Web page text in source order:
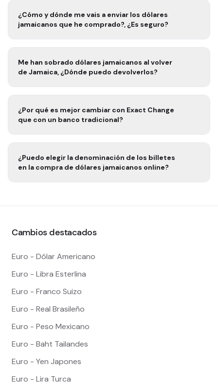
¿Cómo y dónde me vais a enviar los dólares
jamaicanos que he comprado?, ¿Es seguro?
Me han sobrado dólares jamaicanos al volver
de Jamaica, ¿Dónde puedo devolverlos?
¿Por qué es mejor cambiar con Exact Change
que con un banco tradicional?
¿Puedo elegir la denominación de los billetes
en la compra de dólares jamaicanos online?
Cambios destacados
Euro - Dólar Americano
Euro - Libra Esterlina
Euro - Franco Suizo
Euro - Real Brasileño
Euro - Peso Mexicano
Euro - Baht Tailandes
Euro - Yen Japones
Euro - Lira Turca